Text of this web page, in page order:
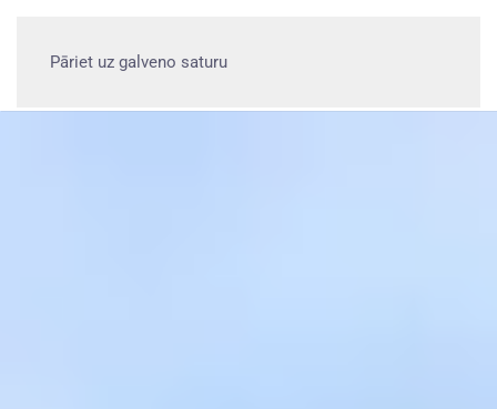
Pāriet uz galveno saturu